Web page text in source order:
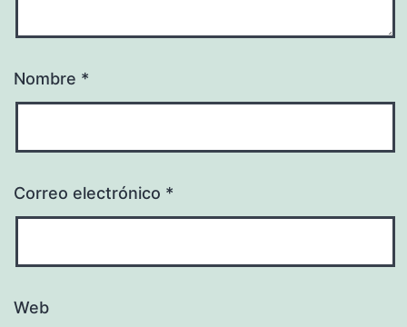
Nombre *
Correo electrónico *
Web